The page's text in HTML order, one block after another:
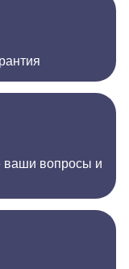
ваши вопросы и